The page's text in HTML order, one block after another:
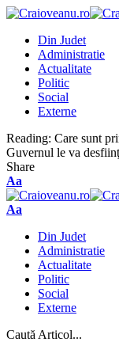
Din Judet
Administratie
Actualitate
Politic
Social
Externe
Reading: Care sunt
Guvernul le va
Share
Aa
Aa
Din Judet
Administratie
Actualitate
Politic
Social
Externe
Caută Articol...